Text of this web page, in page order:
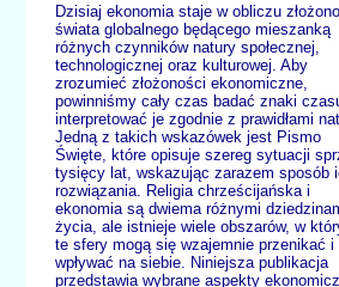
Dzisiaj ekonomia staje w obliczu
świata globalnego będącego mieszanką
różnych czynników natury społecznej,
technologicznej oraz kulturowej. Aby
zrozumieć złożoności ekonomiczne,
powinniśmy cały czas badać znaki
interpretować je zgodnie z prawidłami
Jedną z takich wskazówek jest Pismo
Święte, które opisuje szereg sytuacji
tysięcy lat, wskazując zarazem sposób
rozwiązania. Religia chrześcijańska i
ekonomia są dwiema różnymi
życia, ale istnieje wiele obszarów, w
te sfery mogą się wzajemnie przenikać i
wpływać na siebie. Niniejsza publikacja
przedstawia wybrane aspekty